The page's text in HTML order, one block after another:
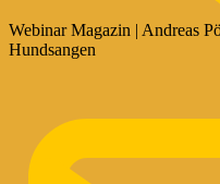
Webinar Magazin | Andreas
Hundsangen